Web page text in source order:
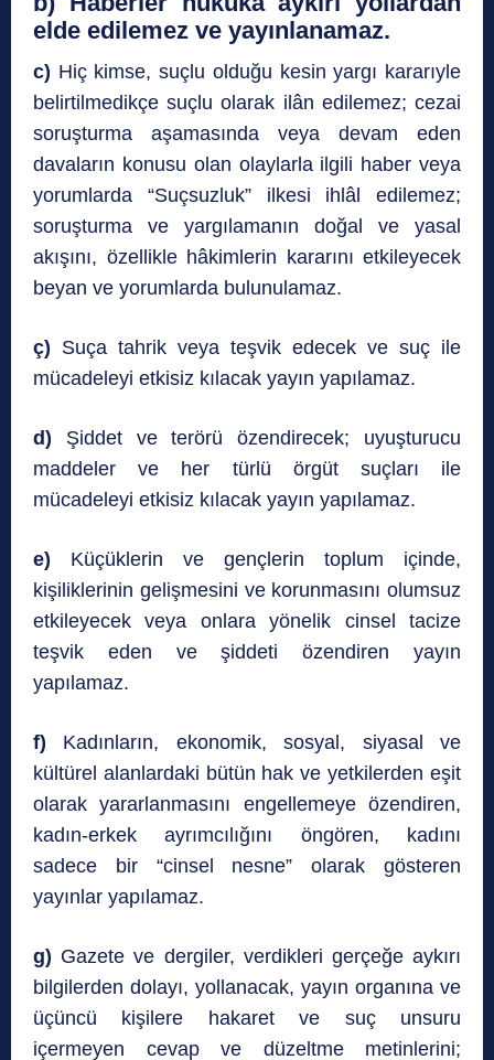
elde edilemez ve yayınlanamaz.
c) Hiç kimse, suçlu olduğu kesin yargı kararıyle
belirtilmedikçe suçlu olarak ilân edilemez; cezai
soruşturma aşamasında veya devam eden
davaların konusu olan olaylarla ilgili haber veya
yorumlarda “Suçsuzluk” ilkesi ihlâl edilemez;
soruşturma ve yargılamanın doğal ve yasal
akışını, özellikle hâkimlerin kararını etkileyecek
beyan ve yorumlarda bulunulamaz.
ç) Suça tahrik veya teşvik edecek ve suç ile
mücadeleyi etkisiz kılacak yayın yapılamaz.
d) Şiddet ve terörü özendirecek; uyuşturucu
maddeler ve her türlü örgüt suçları ile
mücadeleyi etkisiz kılacak yayın yapılamaz.
e) Küçüklerin ve gençlerin toplum içinde,
kişiliklerinin gelişmesini ve korunmasını olumsuz
etkileyecek veya onlara yönelik cinsel tacize
teşvik eden ve şiddeti özendiren yayın
yapılamaz.
f) Kadınların, ekonomik, sosyal, siyasal ve
kültürel alanlardaki bütün hak ve yetkilerden eşit
olarak yararlanmasını engellemeye özendiren,
kadın-erkek ayrımcılığını öngören, kadını
sadece bir “cinsel nesne” olarak gösteren
yayınlar yapılamaz.
g) Gazete ve dergiler, verdikleri gerçeğe aykırı
bilgilerden dolayı, yollanacak, yayın organına ve
üçüncü kişilere hakaret ve suç unsuru
içermeyen cevap ve düzeltme metinlerini;